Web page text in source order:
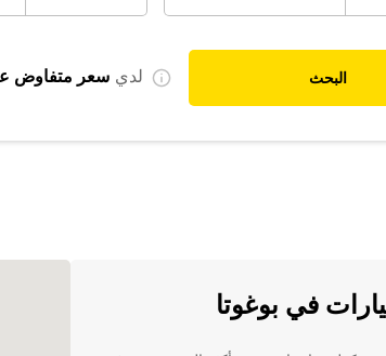
لدي سعر متفاوض البحث
في بوغوتا